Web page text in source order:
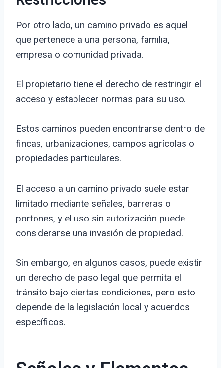
Por otro lado, un camino privado es aquel
que pertenece a una persona, familia,
empresa o comunidad privada.
El propietario tiene el derecho de restringir el
acceso y establecer normas para su uso.
Estos caminos pueden encontrarse dentro de
fincas, urbanizaciones, campos agrícolas o
propiedades particulares.
El acceso a un camino privado suele estar
limitado mediante señales, barreras o
portones, y el uso sin autorización puede
considerarse una invasión de propiedad.
Sin embargo, en algunos casos, puede existir
un derecho de paso legal que permita el
tránsito bajo ciertas condiciones, pero esto
depende de la legislación local y acuerdos
específicos.